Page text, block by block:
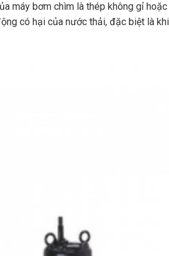
máy bơm chìm là thép không gỉ
có hại của nước thải, đặc biệt là